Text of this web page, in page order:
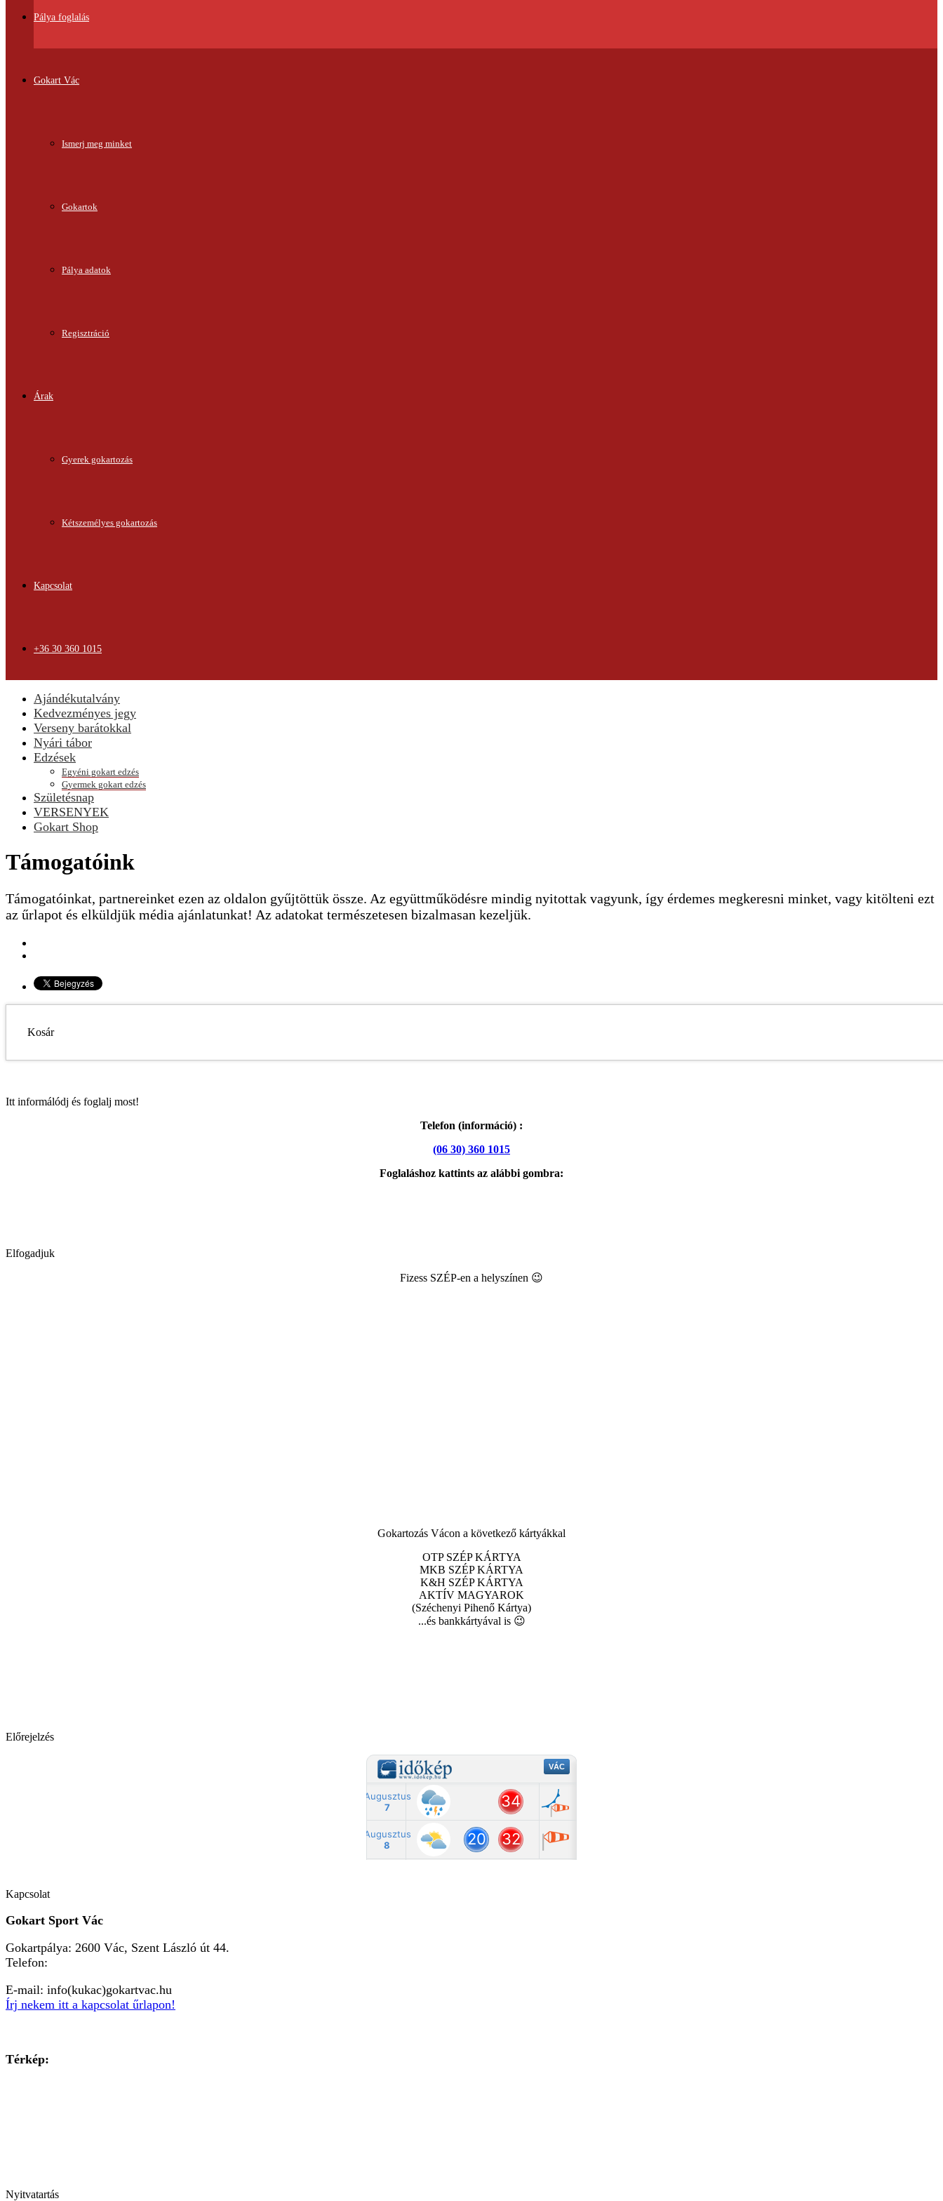
Pálya foglalás
Gokart Vác
Ismerj meg minket
Gokartok
Pálya adatok
Regisztráció
Árak
Gyerek gokartozás
Kétszemélyes gokartozás
Kapcsolat
+36 30 360 1015
Ajándékutalvány
Kedvezményes jegy
Verseny barátokkal
Nyári tábor
Edzések
Egyéni gokart edzés
Gyermek gokart edzés
Születésnap
VERSENYEK
Gokart Shop
Támogatóink
Támogatóinkat, partnereinket ezen az oldalon gyűjtöttük össze. Az együttműködésre mindig nyitottak vagyunk, így érdemes megkeresni minket, vagy kitölteni ezt
az űrlapot és elküldjük média ajánlatunkat! Az adatokat természetesen bizalmasan kezeljük.
Kosár
Itt informálódj és foglalj most!
Telefon (információ) :
(06 30) 360 1015
Foglaláshoz kattints az alábbi gombra:
Elfogadjuk
Fizess SZÉP-en a helyszínen 😉
Gokartozás Vácon a következő kártyákkal
OTP SZÉP KÁRTYA
MKB SZÉP KÁRTYA
K&H SZÉP KÁRTYA
AKTÍV MAGYAROK
(Széchenyi Pihenő Kártya)
...és bankkártyával is 😉
Előrejelzés
Kapcsolat
Gokart Sport Vác
Gokartpálya: 2600 Vác, Szent László út 44.
Telefon:
E-mail: info(kukac)gokartvac.hu
Írj nekem itt a kapcsolat űrlapon!
Térkép:
Nyitvatartás